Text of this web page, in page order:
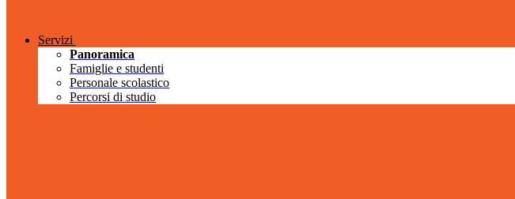
Servizi
Panoramica
Famiglie e studenti
Personale scolastico
Percorsi di studio